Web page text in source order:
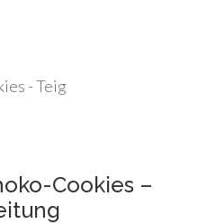
Cookies –